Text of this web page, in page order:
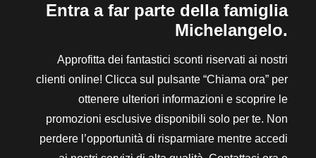
Entra a far parte della famiglia
Michelangelo.
Approfitta dei fantastici sconti riservati ai nostri
clienti online! Clicca sul pulsante “Chiama ora” per
ottenere ulteriori informazioni e scoprire le
promozioni esclusive disponibili solo per te. Non
perdere l’opportunità di risparmiare mentre accedi